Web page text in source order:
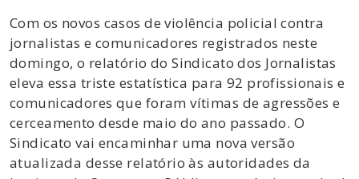
Com os novos casos de violência policial contra
jornalistas e comunicadores registrados neste
domingo, o relatório do Sindicato dos Jornalistas
eleva essa triste estatística para 92 profissionais e
comunicadores que foram vítimas de agressões e
cerceamento desde maio do ano passado. O
Sindicato vai encaminhar uma nova versão
atualizada desse relatório às autoridades da